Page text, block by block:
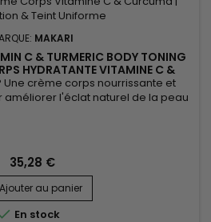
MAKARI
C & TURMERIC BODY TONING
HYDRATANTE VITAMINE C &
CURCUMA
Une crème corps nourrissante et
l'éclat naturel de la peau
le tournesol, le son de riz...
35,28 €
Ajouter au panier
En stock